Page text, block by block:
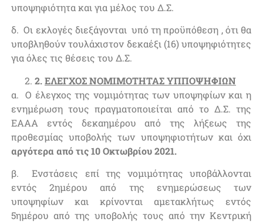
υποψηφιότητα και για μέλος του Δ.Σ.
δ. Οι εκλογές διεξάγονται υπό τη προϋπόθεση , ότι θα
υποβληθούν τουλάχιστον δεκαέξι (16) υποψηφιότητες
για όλες τις θέσεις του Δ.Σ.
2.ΕΛΕΓΧΟΣ ΝΟΜΙΜΟΤΗΤΑΣ ΥΠΠΟΨΗΦΙΩΝ
α. Ο έλεγχος της νομιμότητας των υποψηφίων και η
ενημέρωση τους πραγματοποιείται από το Δ.Σ. της
ΕΑΑΑ εντός δεκαημέρου από της λήξεως της
προθεσμίας υποβολής των υποψηφιοτήτων και όχι
αργότερα από τις 10 Οκτωβρίου 2021.
β. Ενστάσεις επί της νομιμότητας υποβάλλονται
εντός 2ημέρου από της ενημερώσεως των
υποψηφίων και κρίνονται αμετακλήτως εντός
5ημέρου από της υποβολής τους από την Κεντρική